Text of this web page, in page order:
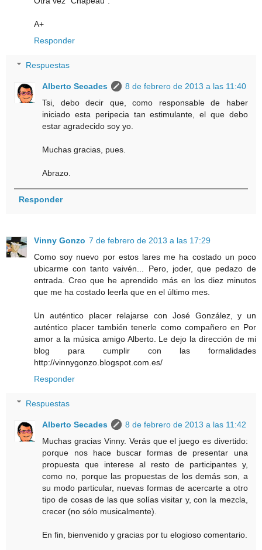
A+
Responder
Respuestas
Alberto Secades
8 de febrero de 2013 a las 11:40
Tsi, debo decir que, como responsable de haber
iniciado esta peripecia tan estimulante, el que debo
estar agradecido soy yo.
Muchas gracias, pues.
Abrazo.
Responder
Vinny Gonzo 7 de febrero de 2013 a las 17:29
Como soy nuevo por estos lares me ha costado un poco
ubicarme con tanto vaivén... Pero, joder, que pedazo de
entrada. Creo que he aprendido más en los diez minutos
que me ha costado leerla que en el último mes.
Un auténtico placer relajarse con José González, y un
auténtico placer también tenerle como compañero en Por
amor a la música amigo Alberto. Le dejo la dirección de mi
blog para cumplir con las formalidades
http://vinnygonzo.blogspot.com.es/
Responder
Respuestas
Alberto Secades
8 de febrero de 2013 a las 11:42
Muchas gracias Vinny. Verás que el juego es divertido:
porque nos hace buscar formas de presentar una
propuesta que interese al resto de participantes y,
como no, porque las propuestas de los demás son, a
su modo particular, nuevas formas de acercarte a otro
tipo de cosas de las que solías visitar y, con la mezcla,
crecer (no sólo musicalmente).
En fin, bienvenido y gracias por tu elogioso comentario.